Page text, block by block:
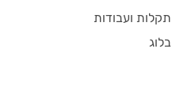
תקלות ועבודות
בלוג